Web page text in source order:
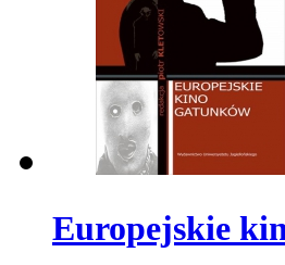
Europejskie